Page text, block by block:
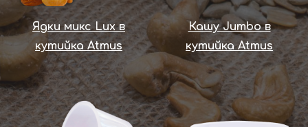
Ядки микс Lux в
кутийка Atmus
Кашу Jumbo в
кутийка Atmus